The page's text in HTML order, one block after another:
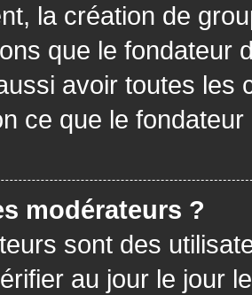
la création de
que le fondateur
avoir toutes les
ce que le
modérateurs ?
sont des
au jour le jour